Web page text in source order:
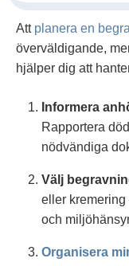
Att planera en
överväldigande,
hjälper dig att
Informera
Rapportera
nödvändiga
Välj
eller
och
Organisera